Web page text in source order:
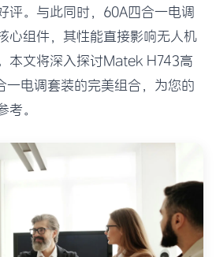
评。与此同时，60A四合一电调
心组件，其性能直接影响无人机
本文将深入探讨Matek H743高
一电调套装的完美组合，为您的
。